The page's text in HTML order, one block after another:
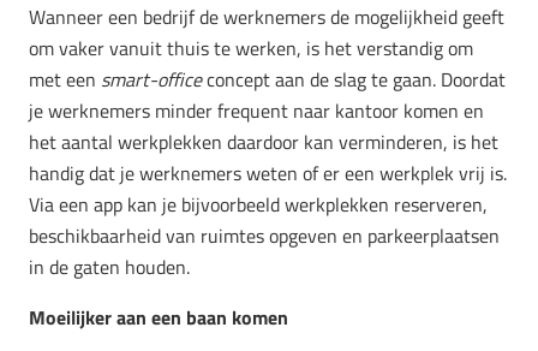
Wanneer een bedrijf de werknemers de mogelijkheid geeft
om vaker vanuit thuis te werken, is het verstandig om
met een smart-officeconcept aan de slag te gaan. Doordat
je werknemers minder frequent naar kantoor komen en
het aantal werkplekken daardoor kan verminderen, is het
handig dat je werknemers weten of er een werkplek vrij is.
Via een app kan je bijvoorbeeld werkplekken reserveren,
beschikbaarheid van ruimtes opgeven en parkeerplaatsen
in de gaten houden.
Moeilijker aan een baan komen